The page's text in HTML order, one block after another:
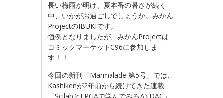
長い梅雨が明け、夏本番の暑さが続く
中、いかがお過ごしでしょうか。みかん
ProjectのIBUKIです。
恒例となりましたが、みかんProjectは
コミックマーケットC96に参加しま
す！！
今回の新刊「Marmalade 第5号」では、
Kashikenが2年前から続けてきた連載
「ScilabとFPGAで学んでみるΔΣDAC」